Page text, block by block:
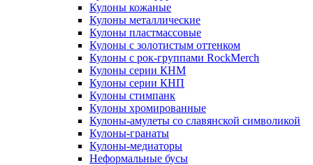
Кулоны кожаные
Кулоны металлические
Кулоны пластмассовые
Кулоны с золотистым оттенком
Кулоны с рок-группами RockMerch
Кулоны серии КНМ
Кулоны серии КНП
Кулоны стимпанк
Кулоны хромированные
Кулоны-амулеты со славянской символикой
Кулоны-гранаты
Кулоны-медиаторы
Неформальные бусы